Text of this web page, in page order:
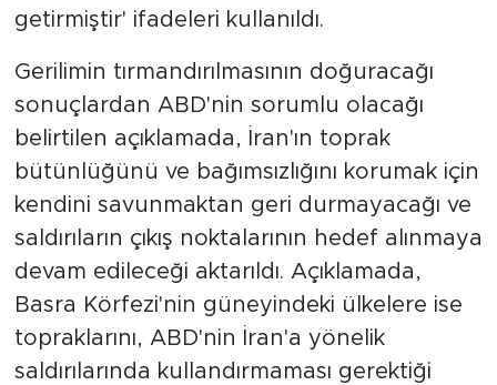
getirmiştir' ifadeleri kullanıldı.
Gerilimin tırmandırılmasının doğuracağı
sonuçlardan ABD'nin sorumlu olacağı
belirtilen açıklamada, İran'ın toprak
bütünlüğünü ve bağımsızlığını korumak için
kendini savunmaktan geri durmayacağı ve
saldırıların çıkış noktalarının hedef alınmaya
devam edileceği aktarıldı. Açıklamada,
Basra Körfezi'nin güneyindeki ülkelere ise
topraklarını, ABD'nin İran'a yönelik
saldırılarında kullandırmaması gerektiği